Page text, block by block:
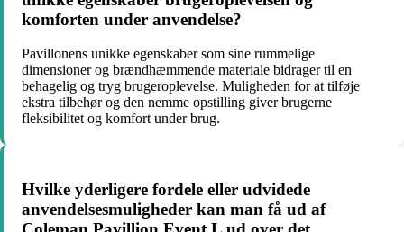
komforten under anvendelse?
Pavillonens unikke egenskaber som sine rummelige
dimensioner og brændhæmmende materiale bidrager til en
behagelig og tryg brugeroplevelse. Muligheden for at tilføje
ekstra tilbehør og den nemme opstilling giver brugerne
fleksibilitet og komfort under brug.
Hvilke yderligere fordele eller udvidede
anvendelsesmuligheder kan man få ud af